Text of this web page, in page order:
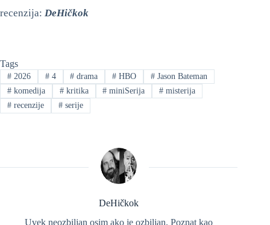
recenzija: DeHičkok
Tags
#2026 #4 # drama # HBO # Jason Bateman
#komedija #kritika # miniSerija # misterija
#recenzije #serije
DeHičkok
Uvek neozbiljan osim ako je ozbiljan. Poznat kao